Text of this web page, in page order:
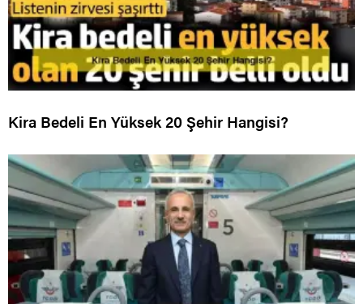
Kira Bedeli En Yüksek 20 Şehir Hangisi?